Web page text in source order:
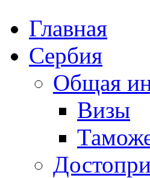
Главная
Сербия
Общая
Визы